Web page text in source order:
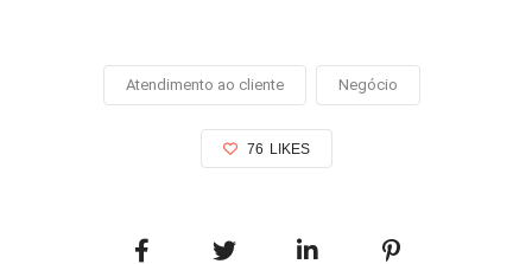
Atendimento ao cliente Negócio
76 LIKES